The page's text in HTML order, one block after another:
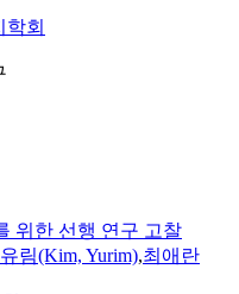
학회
위한 선행 연구 고찰
림(Kim, Yurim),최애란